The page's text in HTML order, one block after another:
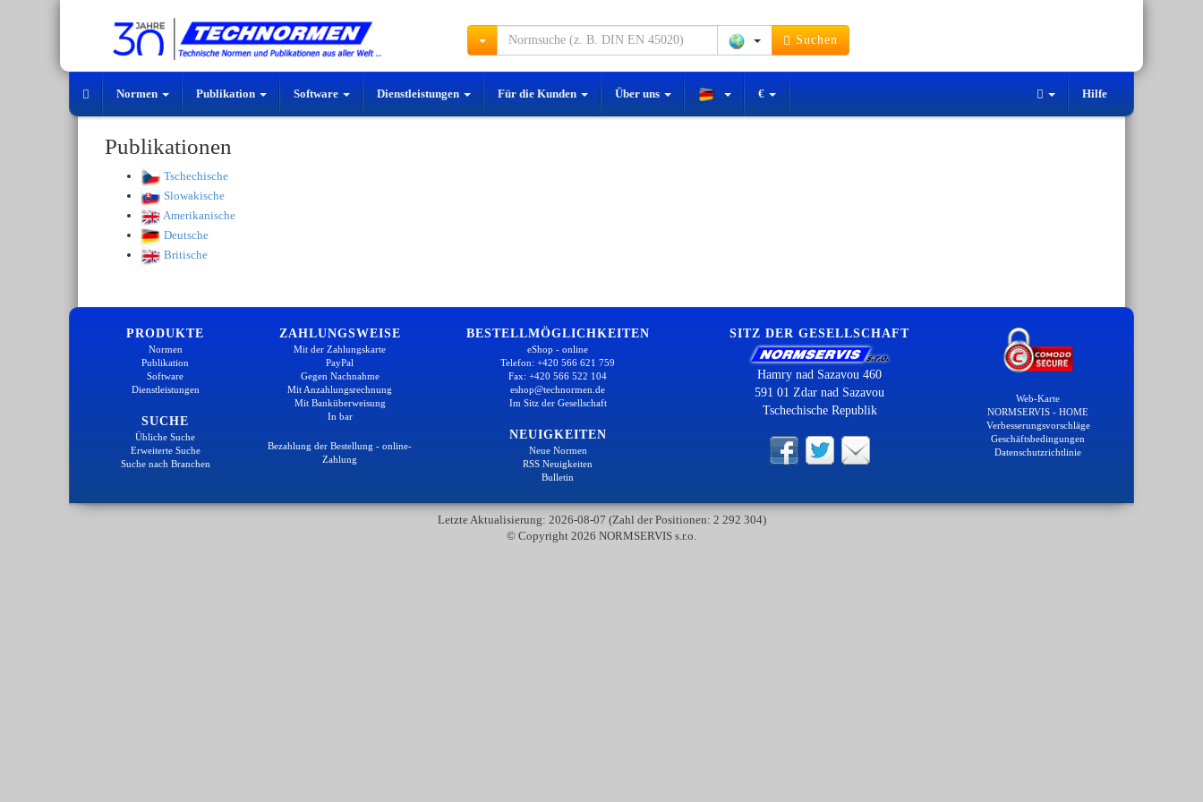
Suchen
Normen Publikation Software Dienstleistungen Für die Kunden Über uns € Hilfe
Publikationen
Tschechische
Slowakische
Amerikanische
Deutsche
Britische
PRODUKTE
Normen
Publikation
Software
Dienstleistungen
SUCHE
Übliche Suche
Erweiterte Suche
Suche nach Branchen
ZAHLUNGSWEISE
Mit der Zahlungskarte
PayPal
Gegen Nachnahme
Mit Anzahlungsrechnung
Mit Banküberweisung
In bar
Bezahlung der Bestellung - online-
Zahlung
BESTELLMÖGLICHKEITEN
eShop - online
Telefon: +420 566 621 759
Fax: +420 566 522 104
eshop@technormen.de
Im Sitz der Gesellschaft
NEUIGKEITEN
Neue Normen
RSS Neuigkeiten
Bulletin
SITZ DER GESELLSCHAFT
Hamry nad Sazavou 460
591 01 Zdar nad Sazavou
Tschechische Republik
Web-Karte
NORMSERVIS - HOME
Verbesserungsvorschläge
Geschäftsbedingungen
Datenschutzrichtlinie
Letzte Aktualisierung: 2026-08-07 (Zahl der Positionen: 2 292 304)
© Copyright 2026 NORMSERVIS s.r.o.